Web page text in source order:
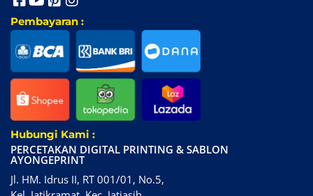
Pembayaran :
Hubungi Kami :
PERCETAKAN DIGITAL PRINTING & SABLON
AYONGEPRINT
Jl. HM. Idrus II, RT 001/01, No.5,